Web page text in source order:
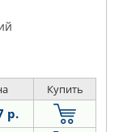
Купить
р.